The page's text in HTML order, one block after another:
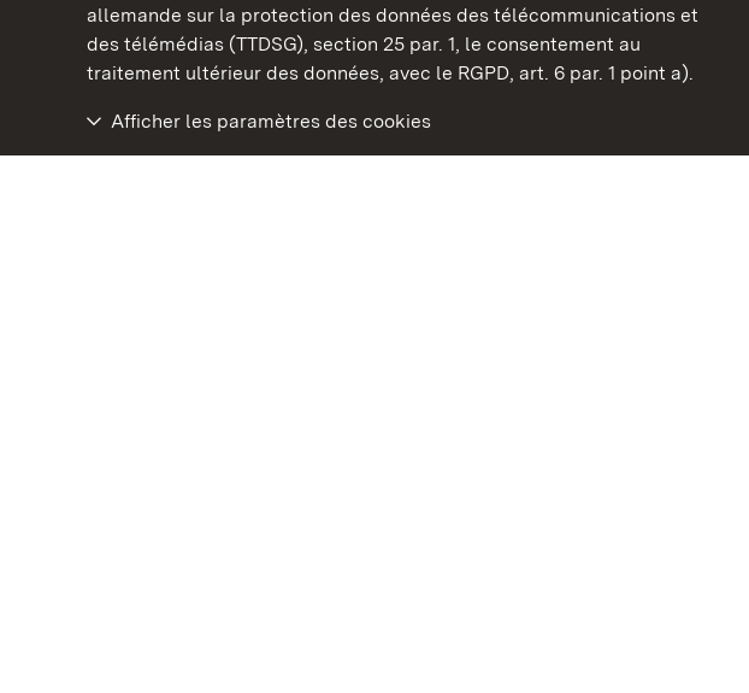
allemande sur la protection des données des télécommunications et
des télémédias (TTDSG), section 25 par. 1, le consentement au
traitement ultérieur des données, avec le RGPD, art. 6 par. 1 point a).
Afficher les paramètres des cookies
Ruines du château-fort de Dilsberg